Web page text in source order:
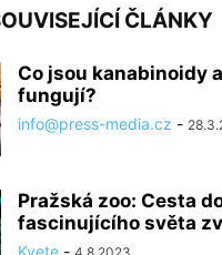
ČLÁNKY
Co jsou kanabinoidy
fungují?
info@press-media.cz -
Pražská zoo: Cesta
fascinujícího světa